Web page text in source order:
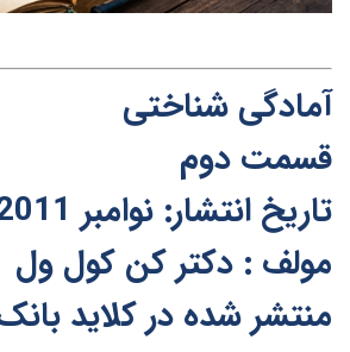
آمادگی شناختی
قسمت دوم
تاریخ انتشار: نوامبر 2011
مولف : دکتر کن کول ول
منتشر شده در کلاید